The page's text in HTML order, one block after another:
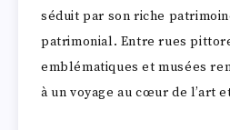
séduit par son riche
patrimonial. Entre rues
emblématiques et musées
à un voyage au cœur de l’art